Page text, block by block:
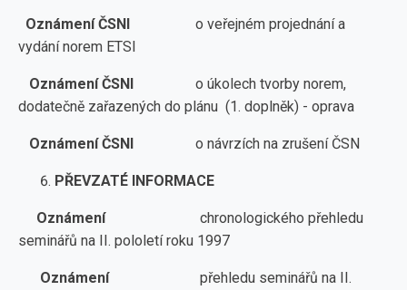
Oznámení ČSNI o veřejném projednání a
vydání norem ETSI
Oznámení ČSNI o úkolech tvorby norem,
dodatečně zařazených do plánu (1. doplněk) - oprava
Oznámení ČSNI o návrzích na zrušení ČSN
PŘEVZATÉ INFORMACE
Oznámení chronologického přehledu
seminářů na II. pololetí roku 1997
Oznámenípřehledu seminářů na II.